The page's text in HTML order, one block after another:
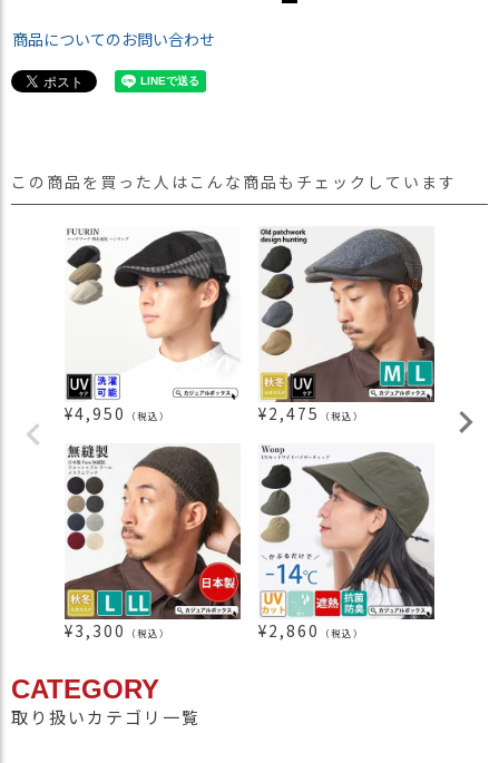
商品についてのお問い合わせ
この商品を買った人はこんな商品もチェックしています
¥4,950 （税込） ¥2,475 （税込） ¥
¥3,300 （税込） ¥2,860 （税込）
CATEGORY
取り扱いカテゴリ一覧